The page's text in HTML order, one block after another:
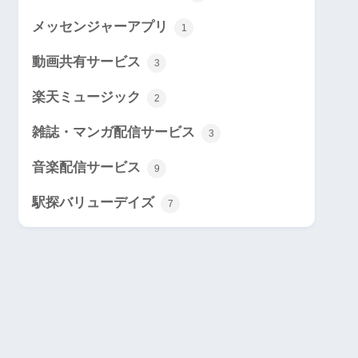
メッセンジャーアプリ 1
動画共有サービス 3
楽天ミュージック 2
雑誌・マンガ配信サービス 3
音楽配信サービス 9
駅探バリューデイズ 7